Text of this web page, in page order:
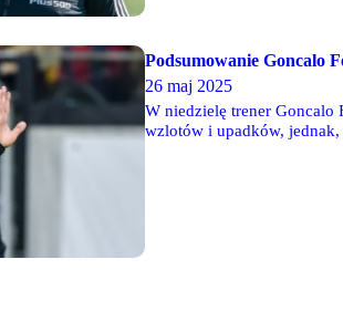
Podsumowanie Goncalo
26 maj 2025
W niedzielę trener Goncalo
wzlotów i upadków, jednak,